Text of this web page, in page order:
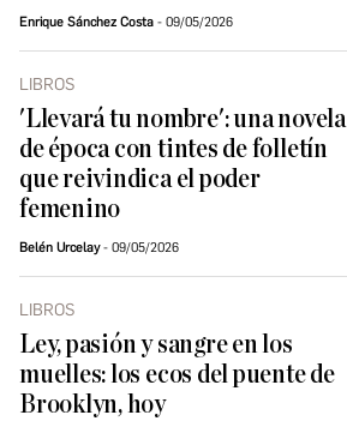
Enrique Sánchez Costa 09/05/2026
LIBROS
'Llevará tu nombre': una novela
de época con tintes de folletín
que reivindica el poder
femenino
Belén Urcelay 09/05/2026
LIBROS
Ley, pasión y sangre en los
muelles: los ecos del puente de
Brooklyn, hoy